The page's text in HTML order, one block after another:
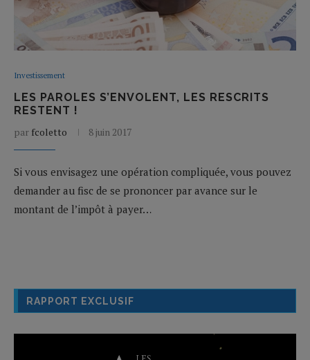
Investissement
LES PAROLES S’ENVOLENT, LES RESCRITS
RESTENT !
par fcoletto 8 juin 2017
Si vous envisagez une opération compliquée, vous pouvez
demander au fisc de se prononcer par avance sur le
montant de l’impôt à payer…
RAPPORT EXCLUSIF